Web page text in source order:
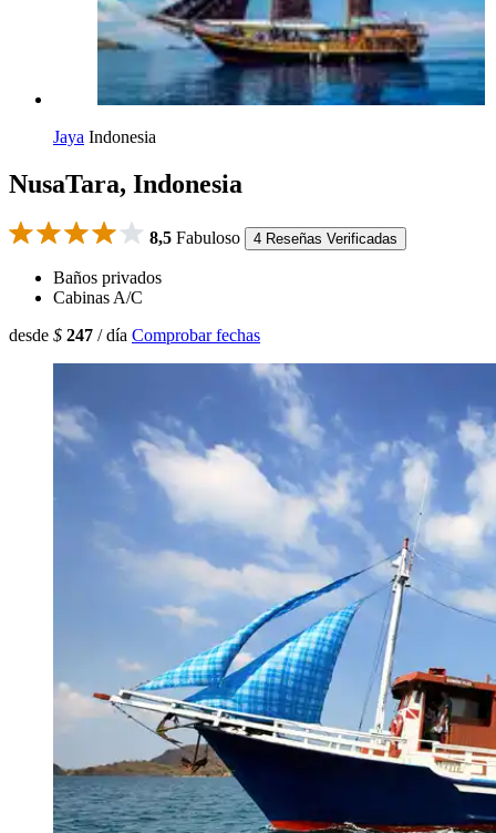
Jaya Indonesia
NusaTara, Indonesia
8,5 Fabuloso 4 Reseñas Verificadas
Baños privados
Cabinas A/C
desde $ 247 / día Comprobar fechas